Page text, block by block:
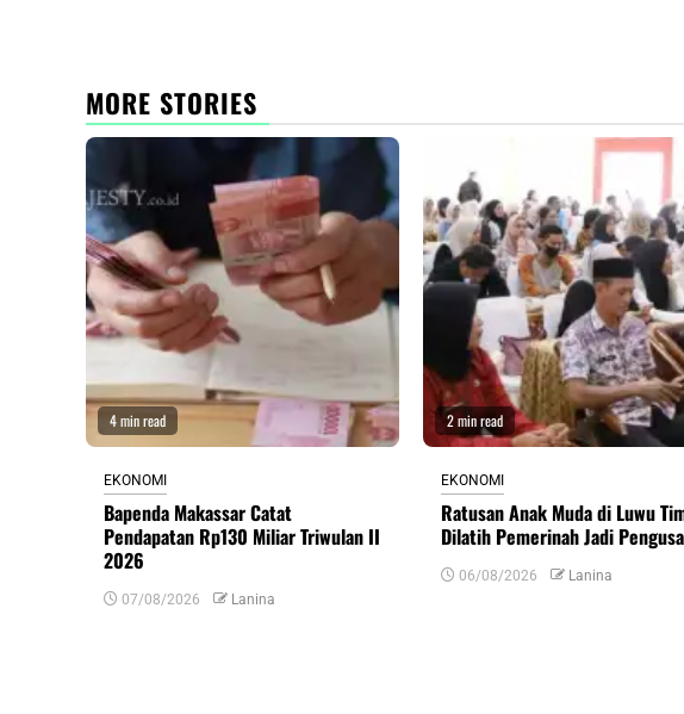
MORE STORIES
4 min read
EKONOMI
Bapenda Makassar Catat
Pendapatan Rp130 Miliar Triwulan II
2026
07/08/2026 Lanina
2 min read
EKONOMI
Ratusan Anak Muda di Luwu
Dilatih Pemerinah Jadi
06/08/2026 Lanina